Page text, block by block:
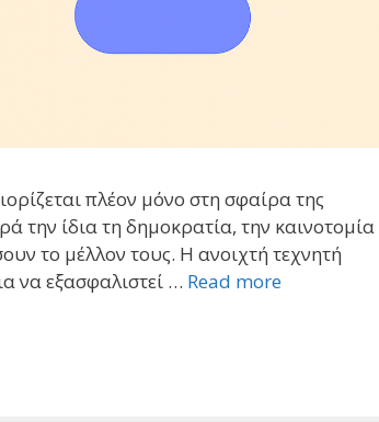
πλέον μόνο στη σφαίρα της
την ίδια τη δημοκρατία, την καινοτομία
το μέλλον τους. Η ανοιχτή τεχνητή
να εξασφαλιστεί … Read more